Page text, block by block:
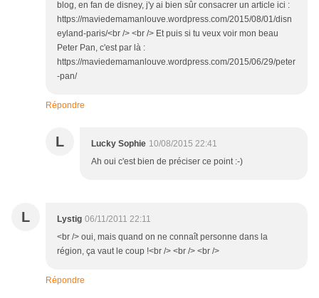
blog, en fan de disney, j'y ai bien sûr consacrer un article ici :
https://maviedemamanlouve.wordpress.com/2015/08/01/disn
eyland-paris/<br /> <br /> Et puis si tu veux voir mon beau
Peter Pan, c'est par là :
https://maviedemamanlouve.wordpress.com/2015/06/29/peter
-pan/
Répondre
L Lucky Sophie 10/08/2015 22:41
Ah oui c'est bien de préciser ce point :-)
L Lystig 06/11/2011 22:11
<br /> oui, mais quand on ne connaît personne dans la
région, ça vaut le coup !<br /> <br /> <br />
Répondre